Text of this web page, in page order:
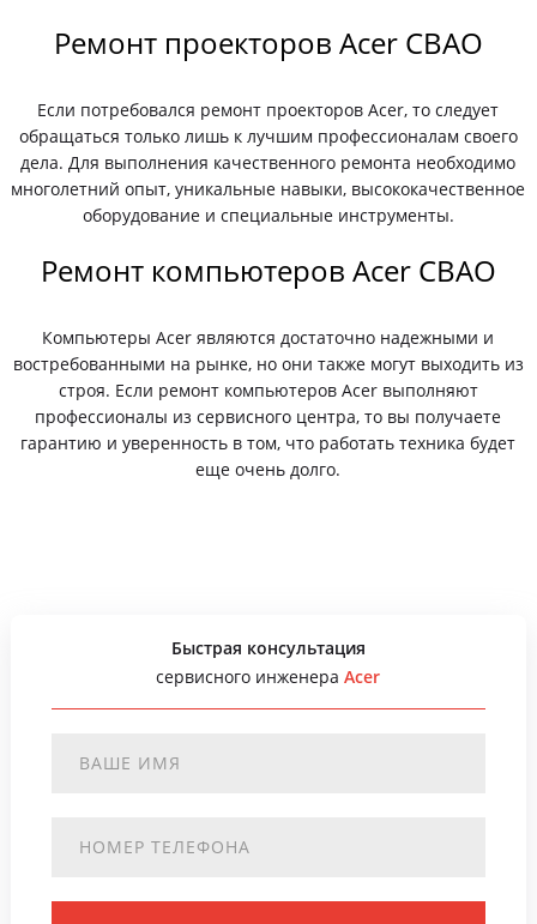
Ремонт проекторов Acer СВАО
Если потребовался ремонт проекторов Acer, то следует
обращаться только лишь к лучшим профессионалам своего
дела. Для выполнения качественного ремонта необходимо
многолетний опыт, уникальные навыки, высококачественное
оборудование и специальные инструменты.
Ремонт компьютеров Acer СВАО
Компьютеры Acer являются достаточно надежными и
востребованными на рынке, но они также могут выходить из
строя. Если ремонт компьютеров Acer выполняют
профессионалы из сервисного центра, то вы получаете
гарантию и уверенность в том, что работать техника будет
еще очень долго.
Быстрая консультация
сервисного инженераAcer